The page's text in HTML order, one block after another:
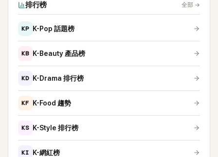
排行榜 全部 →
KP K-Pop 話題榜
KB K-Beauty 產品榜
KD K-Drama 排行榜
KF K-Food 趨勢
KS K-Style 排行榜
KI K-網紅榜